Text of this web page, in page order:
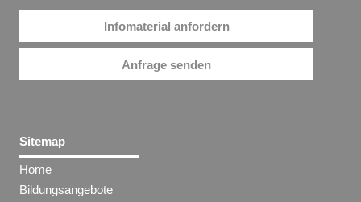
Infomaterial anfordern
Anfrage senden
Sitemap
Home
Bildungsangebote